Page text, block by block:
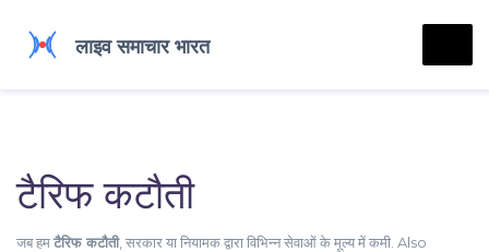
टैरिफ कटौती
जब हमटैरिफ कटौती, सरकार या नियामक द्वारा विभिन्न सेवाओं के मूल्य में कमी . Also